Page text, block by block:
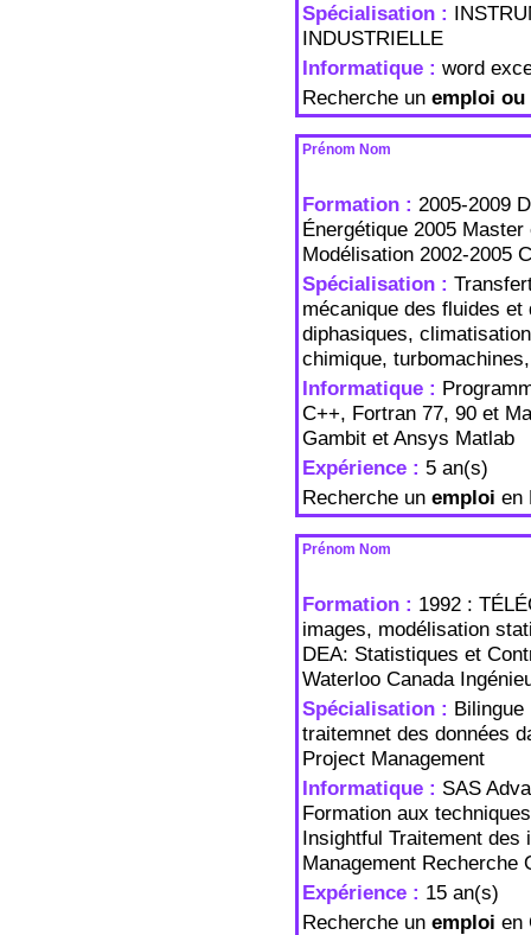
Spécialisation :
INDUSTRIELLE
Informatique : word
Recherche un emploi ou
Prénom Nom
Formation : 2005-2009
Énergétique 2005
Modélisation 2002-2005
Spécialisation :
mécanique des fluides
diphasiques,
chimique,
Informatique :
C++, Fortran 77, 90 et
Gambit et Ansys Matlab
Expérience : 5 an(s)
Recherche un emploi en
Prénom Nom
Formation : 1992 :
images, modélisation
DEA: Statistiques et
Waterloo Canada
Spécialisation :
traitemnet des données
Project Management
Informatique : SAS
Formation aux
Insightful Traitement des
Management Recherche
Expérience : 15 an(s)
Recherche un emploi en